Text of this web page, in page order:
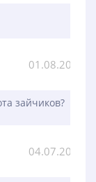
01.08.2023
зайчиков?
04.07.2023